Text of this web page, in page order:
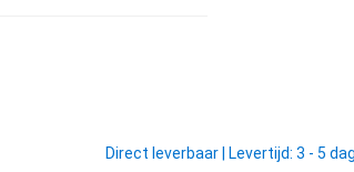
Direct leverbaar Levertijd: 3 - 5